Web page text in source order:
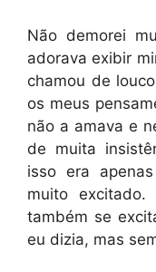
Não demorei
adorava exibir
chamou de
os meus
não a amava e
de muita
isso era
muito
também se
eu dizia, mas